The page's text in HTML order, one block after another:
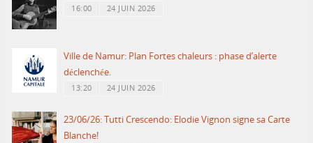
16:00 24 JUIN 2026
Ville de Namur: Plan Fortes chaleurs : phase d’alerte
déclenchée.
13:20 24 JUIN 2026
23/06/26: Tutti Crescendo: Elodie Vignon signe sa Carte
Blanche!